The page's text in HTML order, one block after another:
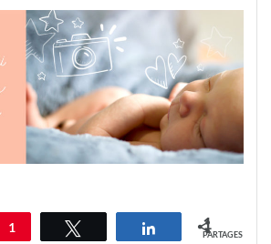
Épingle
1 Partagez
1
PARTAGES